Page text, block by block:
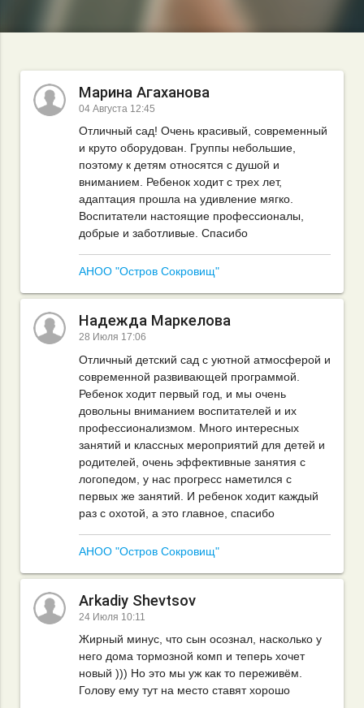
Марина Агаханова
04 Августа 12:45
Отличный сад! Очень красивый, современный
и круто оборудован. Группы небольшие,
поэтому к детям относятся с душой и
вниманием. Ребенок ходит с трех лет,
адаптация прошла на удивление мягко.
Воспитатели настоящие профессионалы,
добрые и заботливые. Спасибо
АНОО "Остров Сокровищ"
Надежда Маркелова
28 Июля 17:06
Отличный детский сад с уютной атмосферой и
современной развивающей программой.
Ребенок ходит первый год, и мы очень
довольны вниманием воспитателей и их
профессионализмом. Много интересных
занятий и классных мероприятий для детей и
родителей, очень эффективные занятия с
логопедом, у нас прогресс наметился с
первых же занятий. И ребенок ходит каждый
раз с охотой, а это главное, спасибо
АНОО "Остров Сокровищ"
Arkadiy Shevtsov
24 Июля 10:11
Жирный минус, что сын осознал, насколько у
него дома тормозной комп и теперь хочет
новый ))) Но это мы уж как то переживём.
Голову ему тут на место ставят хорошо